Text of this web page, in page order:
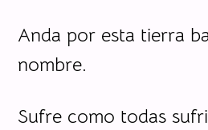
Anda por esta tierra
nombre.
Sufre como todas